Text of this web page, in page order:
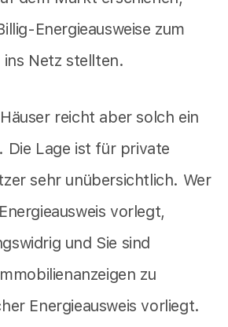
Energieausweise zum
Netz stellten.
reicht aber solch ein
Die Lage ist für private
sehr unübersichtlich. Wer
vorlegt,
und Sie sind
zu
Energieausweis vorliegt.